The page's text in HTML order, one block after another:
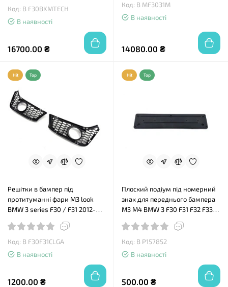
Код: B F30BKMTECH
В наявності
16700.00 ₴
Код: B MF3031M
В наявності
14080.00 ₴
Hit Top
Решітки в бампер під
протитуманні фари M3 look
BMW 3 series F30 / F31 2012-
Код: B F30F31CLGA
В наявності
1200.00 ₴
Hit Top
Плоский подіум під номерний
знак для переднього бампера
M3 M4 BMW 3 F30 F31 F32 F33
Код: B P157852
В наявності
500.00 ₴